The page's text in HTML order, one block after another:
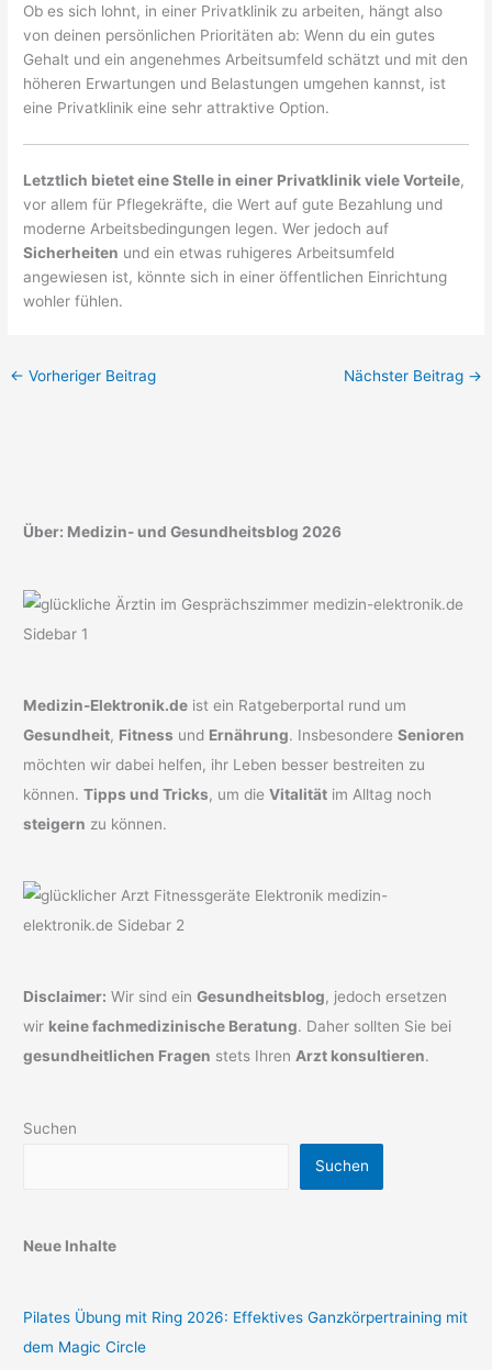
Ob es sich lohnt, in einer Privatklinik zu arbeiten, hängt also
von deinen persönlichen Prioritäten ab: Wenn du ein gutes
Gehalt und ein angenehmes Arbeitsumfeld schätzt und mit den
höheren Erwartungen und Belastungen umgehen kannst, ist
eine Privatklinik eine sehr attraktive Option.
Letztlich bietet eine Stelle in einer Privatklinik viele Vorteile,
vor allem für Pflegekräfte, die Wert auf gute Bezahlung und
moderne Arbeitsbedingungen legen. Wer jedoch auf
Sicherheiten und ein etwas ruhigeres Arbeitsumfeld
angewiesen ist, könnte sich in einer öffentlichen Einrichtung
wohler fühlen.
← Vorheriger Beitrag Nächster Beitrag →
Über: Medizin- und Gesundheitsblog 2026
Medizin-Elektronik.de ist ein Ratgeberportal rund um
Gesundheit, Fitness und Ernährung. InsbesondereSenioren
möchten wir dabei helfen, ihr Leben besser bestreiten zu
können.Tipps und Tricks, um dieVitalität im Alltag noch
steigern zu können.
Disclaimer: Wir sind einGesundheitsblog, jedoch ersetzen
wir keine fachmedizinische Beratung. Daher sollten Sie bei
gesundheitlichen Fragen stets IhrenArzt konsultieren.
Suchen
Suchen
Neue Inhalte
Pilates Übung mit Ring 2026: Effektives Ganzkörpertraining mit
dem Magic Circle